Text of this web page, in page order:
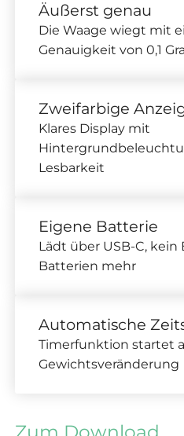
Äußerst genau
Die Waage wiegt mit
Genauigkeit von 0,1
Zweifarbige
Klares Display mit
Lesbarkeit
Eigene Batterie
Lädt über USB-C, kein
Batterien mehr
Automatische
Timerfunktion startet
Gewichtsveränderung